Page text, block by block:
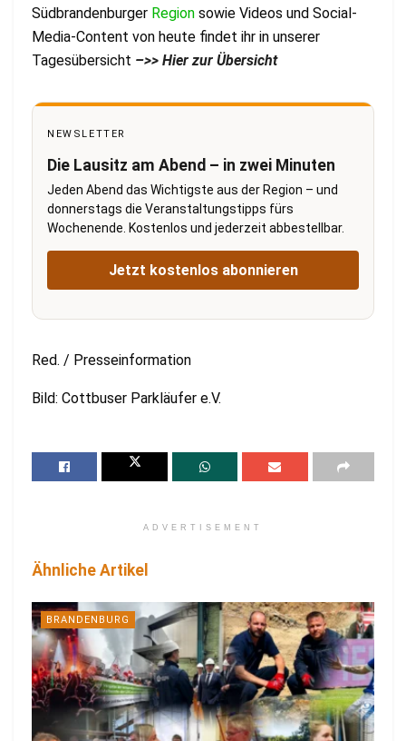
Südbrandenburger Region sowie Videos und Social-
Media-Content von heute findet ihr in unserer
Tagesübersicht –>> Hier zur Übersicht
NEWSLETTER
Die Lausitz am Abend – in zwei Minuten
Jeden Abend das Wichtigste aus der Region – und
donnerstags die Veranstaltungstipps fürs
Wochenende. Kostenlos und jederzeit abbestellbar.
Jetzt kostenlos abonnieren
Red. / Presseinformation
Bild: Cottbuser Parkläufer e.V.
ADVERTISEMENT
Ähnliche Artikel
BRANDENBURG